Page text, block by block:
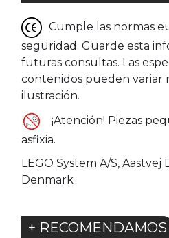
Cumple las normas
seguridad. Guarde esta
futuras consultas. Las
contenidos pueden variar
ilustración.
¡Atención! Piezas
asfixia.
LEGO System A/S, Aastvej
Denmark
+ RECOMENDAMOS